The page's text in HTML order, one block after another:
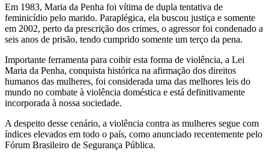
Em 1983, Maria da Penha foi vítima de dupla tentativa de
feminicídio pelo marido. Paraplégica, ela buscou justiça e somente
em 2002, perto da prescrição dos crimes, o agressor foi condenado a
seis anos de prisão, tendo cumprido somente um terço da pena.
Importante ferramenta para coibir esta forma de violência, a Lei
Maria da Penha, conquista histórica na afirmação dos direitos
humanos das mulheres, foi considerada uma das melhores leis do
mundo no combate à violência doméstica e está definitivamente
incorporada à nossa sociedade.
A despeito desse cenário, a violência contra as mulheres segue com
índices elevados em todo o país, como anunciado recentemente pelo
Fórum Brasileiro de Segurança Pública.